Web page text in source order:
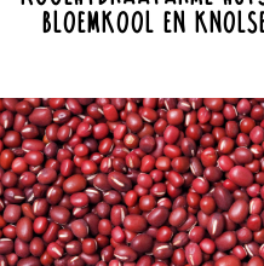
bloemkool en